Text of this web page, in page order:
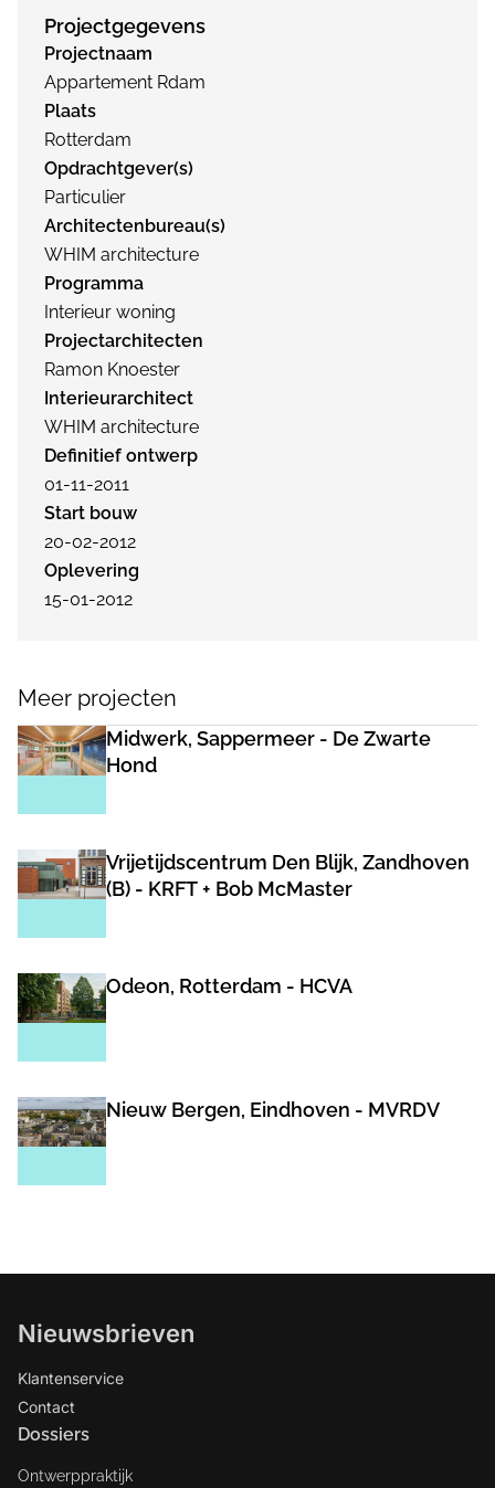
Projectgegevens
Projectnaam
Appartement Rdam
Plaats
Rotterdam
Opdrachtgever(s)
Particulier
Architectenbureau(s)
WHIM architecture
Programma
Interieur woning
Projectarchitecten
Ramon Knoester
Interieurarchitect
WHIM architecture
Definitief ontwerp
01-11-2011
Start bouw
20-02-2012
Oplevering
15-01-2012
Meer projecten
Midwerk, Sappermeer - De Zwarte
Hond
Vrijetijdscentrum Den Blijk, Zandhoven
(B) - KRFT + Bob McMaster
Odeon, Rotterdam - HCVA
Nieuw Bergen, Eindhoven - MVRDV
Nieuwsbrieven
Klantenservice
Contact
Dossiers
Ontwerppraktijk